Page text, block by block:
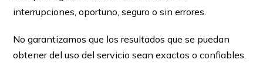
interrupciones, oportuno, seguro o sin errores.
No garantizamos que los resultados que se puedan
obtener del uso del servicio sean exactos o confiables.